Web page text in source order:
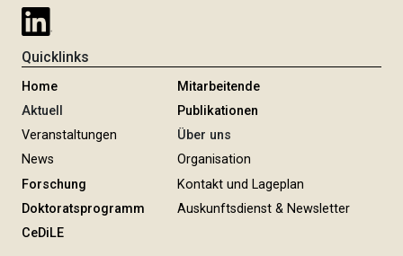
Quicklinks
Home
Aktuell
Veranstaltungen
News
Forschung
Doktoratsprogramm
CeDiLE
Mitarbeitende
Publikationen
Über uns
Organisation
Kontakt und Lageplan
Auskunftsdienst & Newsletter